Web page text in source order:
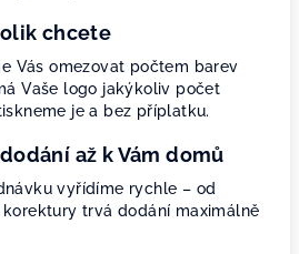
chcete
Vás omezovat počtem barev
Vaše logo jakýkoliv počet
je a bez příplatku.
až k Vám domů
vyřídíme rychle – od
trvá dodání maximálně